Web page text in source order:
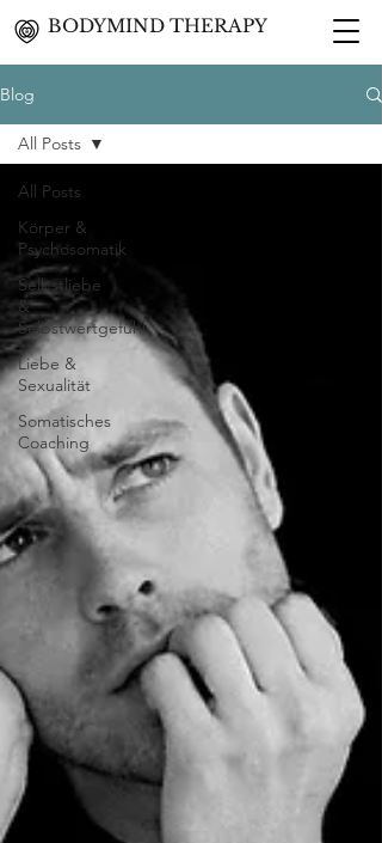
BODYMIND THERAPY
Blog
All Posts
Körper &
Psychosomatik
Selbstliebe
&
Selbstwertgefühl
Liebe &
Sexualität
Somatisches
Coaching
All Posts